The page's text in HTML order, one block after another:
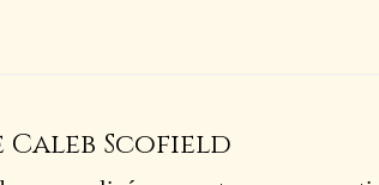
Scofield